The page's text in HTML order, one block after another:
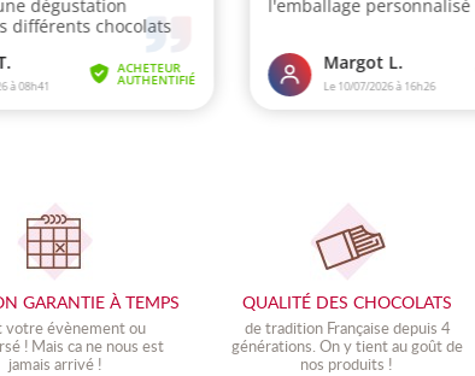
GARANTIE À TEMPS
votre évènement ou
! Mais ca ne nous est
jamais arrivé !
QUALITÉ DES CHOCOLATS
de tradition Française depuis 4
générations. On y tient au goût de
nos produits !